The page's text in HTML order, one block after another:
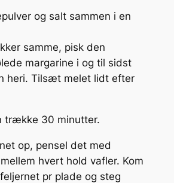
og salt sammen i en
samme, pisk den
margarine i og til sidst
heri. Tilsæt melet lidt efter
trække 30 minutter.
op, pensel det med
hvert hold vafler. Kom
pr plade og steg